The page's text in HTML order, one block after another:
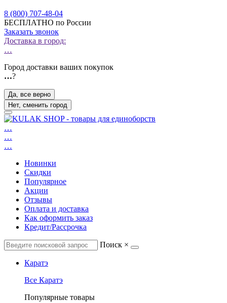
8 (800) 707-48-04
БЕСПЛАТНО по России
Заказать звонок
Доставка в город:
…
Город доставки ваших покупок
…?
Да, все верно
Нет, сменить город
…
…
…
Новинки
Скидки
Популярное
Акции
Отзывы
Оплата и доставка
Как оформить заказ
Кредит/Рассрочка
Поиск ×
Каратэ
Все Каратэ
Популярные товары